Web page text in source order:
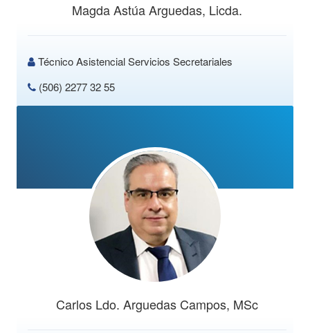
Magda Astúa Arguedas, Licda.
Técnico Asistencial Servicios Secretariales
(506) 2277 32 55
Carlos Ldo. Arguedas Campos, MSc